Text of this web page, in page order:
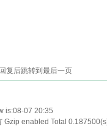
回复后跳转到最后一页
is:08-07 20:35
Gzip enabled Total